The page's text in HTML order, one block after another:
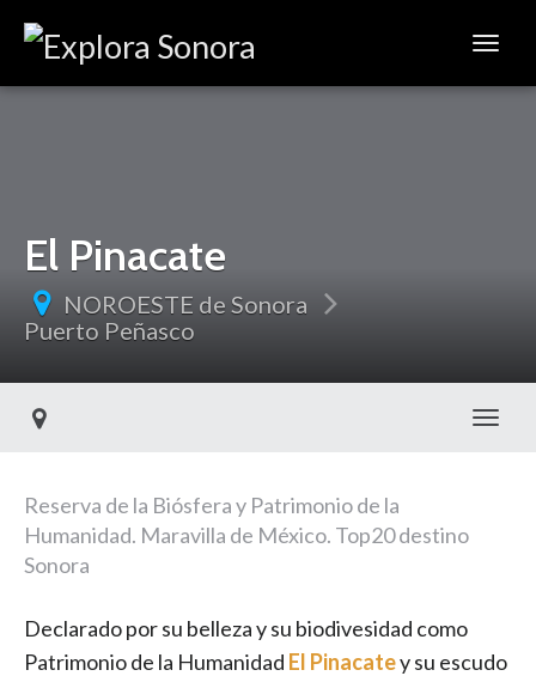
El Pinacate
NOROESTE de Sonora
Puerto Peñasco
Reserva de la Biósfera y Patrimonio de la
Humanidad. Maravilla de México. Top20 destino
Sonora
Declarado por su belleza y su biodivesidad como
Patrimonio de la Humanidad El Pinacatey su escudo